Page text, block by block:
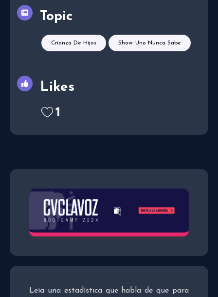
Leía una estadística que habla de que para
Topic
Crianza De Hijos Show: Uno Nunca Sabe
Likes
1